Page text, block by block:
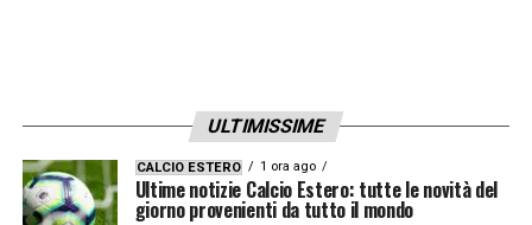
ULTIMISSIME
CALCIO ESTERO 1 ora ago
Ultime notizie Calcio Estero: tutte le novità del
giorno provenienti da tutto il mondo